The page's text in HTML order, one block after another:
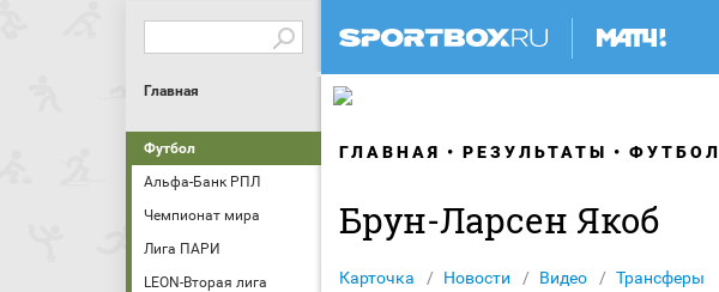
Главная
Футбол
Альфа-Банк РПЛ
Чемпионат мира
Лига ПАРИ
LEON-Вторая лига
ГЛАВНАЯ РЕЗУЛЬТАТЫ ФУТБОЛ
Брун-Ларсен Якоб
Карточка Новости Видео Трансферы